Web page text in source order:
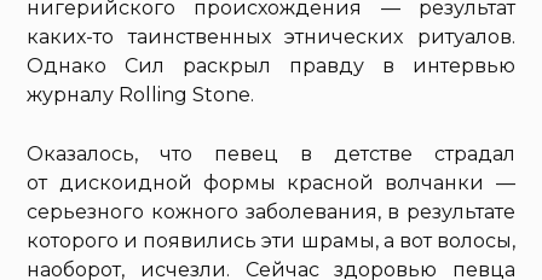
нигерийского происхождения — результат
каких-то таинственных этнических ритуалов.
Однако Сил раскрыл правду в интервью
журналу Rolling Stone.
Оказалось, что певец в детстве страдал
от дискоидной формы красной волчанки —
серьезного кожного заболевания, в результате
которого и появились эти шрамы, а вот волосы,
наоборот, исчезли. Сейчас здоровью певца